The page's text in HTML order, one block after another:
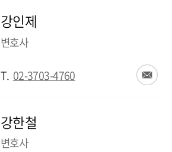
강인제
변호사
T. 02-3703-4760
강한철
변호사